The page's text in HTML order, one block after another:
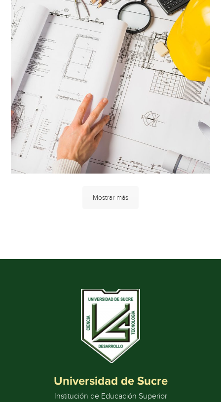
Mostrar más
Universidad de Sucre
Institución de Educación Superior